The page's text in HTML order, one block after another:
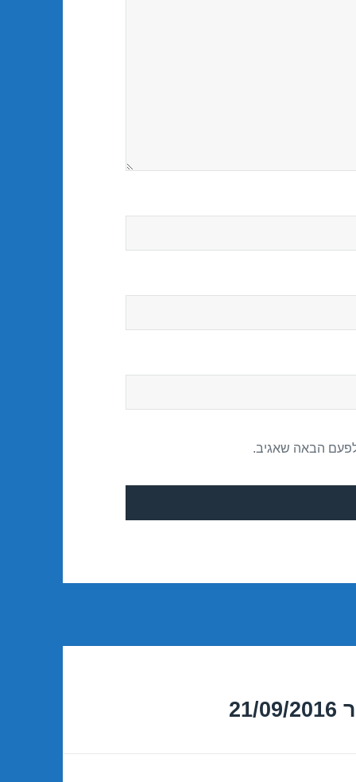
הבאה שאגיב.